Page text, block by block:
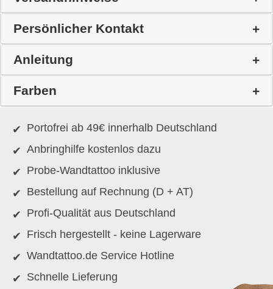
Persönlicher Kontakt
Anleitung
Farben
Portofrei ab 49€ innerhalb Deutschland
Anbringhilfe kostenlos dazu
Probe-Wandtattoo inklusive
Bestellung auf Rechnung (D + AT)
Profi-Qualität aus Deutschland
Frisch hergestellt - keine Lagerware
Wandtattoo.de Service Hotline
Schnelle Lieferung